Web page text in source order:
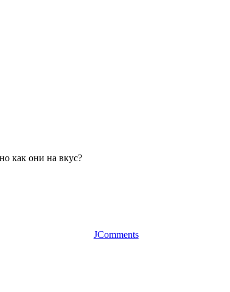
как они на вкус?
JComments